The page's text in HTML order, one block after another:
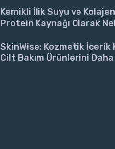
Kemikli İlik Suyu ve
Protein Kaynağı Olarak
SkinWise: Kozmetik İçerik
Cilt Bakım Ürünlerini